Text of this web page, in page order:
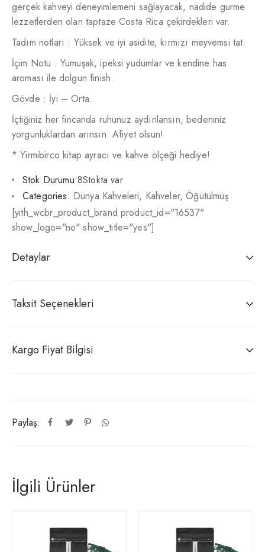
gerçek kahveyi deneyimlemeni sağlayacak, nadide gurme
lezzetlerden olan taptaze Costa Rica çekirdekleri var.
Tadım notları : Yüksek ve iyi asidite, kırmızı meyvemsi tat.
İçim Notu : Yumuşak, ipeksi yudumlar ve kendine has
aroması ile dolgun finish.
Gövde : İyi – Orta.
İçtiğiniz her fincanda ruhunuz aydınlansın, bedeniniz
yorgunluklardan arınsın. Afiyet olsun!
* Yirmibirco kitap ayracı ve kahve ölçeği hediye!
Stok Durumu:8Stokta var
Paylaş:
Categories: Dünya Kahveleri, Kahveler,Öğütülmüş
[yith_wcbr_product_brand product_id="16537"
show_logo="no" show_title="yes"]
Detaylar
Taksit Seçenekleri
Kargo Fiyat Bilgisi
İlgili Ürünler